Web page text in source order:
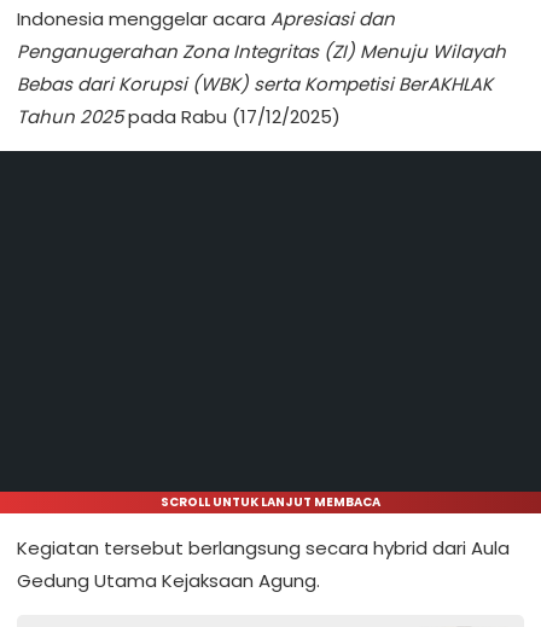
Indonesia menggelar acara Apresiasi dan
Penganugerahan Zona Integritas (ZI) Menuju Wilayah
Bebas dari Korupsi (WBK) serta Kompetisi BerAKHLAK
Tahun 2025pada Rabu (17/12/2025)
SCROLL UNTUK LANJUT MEMBACA
Kegiatan tersebut berlangsung secara hybrid dari Aula
Gedung Utama Kejaksaan Agung.